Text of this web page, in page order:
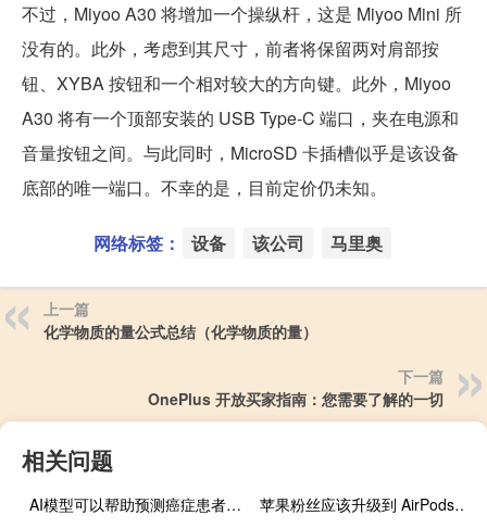
不过，Miyoo A30 将增加一个操纵杆，这是 Miyoo Mini 所
没有的。此外，考虑到其尺寸，前者将保留两对肩部按
钮、XYBA 按钮和一个相对较大的方向键。此外，Miyoo
A30 将有一个顶部安装的 USB Type-C 端口，夹在电源和
音量按钮之间。与此同时，MicroSD 卡插槽似乎是该设备
底部的唯一端口。不幸的是，目前定价仍未知。
网络标签： 设备 该公司 马里奥
上一篇
化学物质的量公式总结（化学物质的量）
下一篇
OnePlus 开放买家指南：您需要了解的一切
相关问题
AI模型可以帮助预测癌症患者的生存结果
苹果粉丝应该升级到 AirPods Pro 2 的 2 个理由